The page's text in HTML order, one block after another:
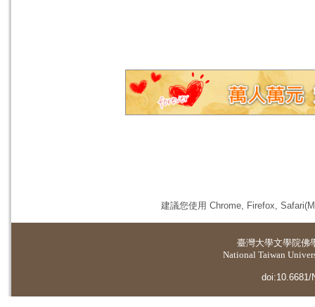
建議您使用 Chrome, Firefox,
臺灣大學文學院佛
National Taiwan
doi:10.6681/